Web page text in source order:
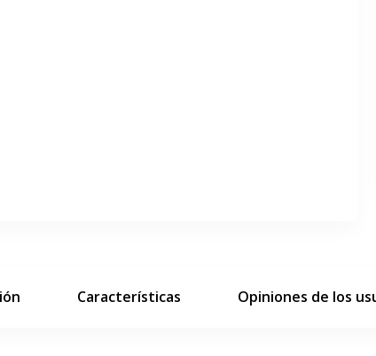
completa
diapositiva
Características Opiniones de los